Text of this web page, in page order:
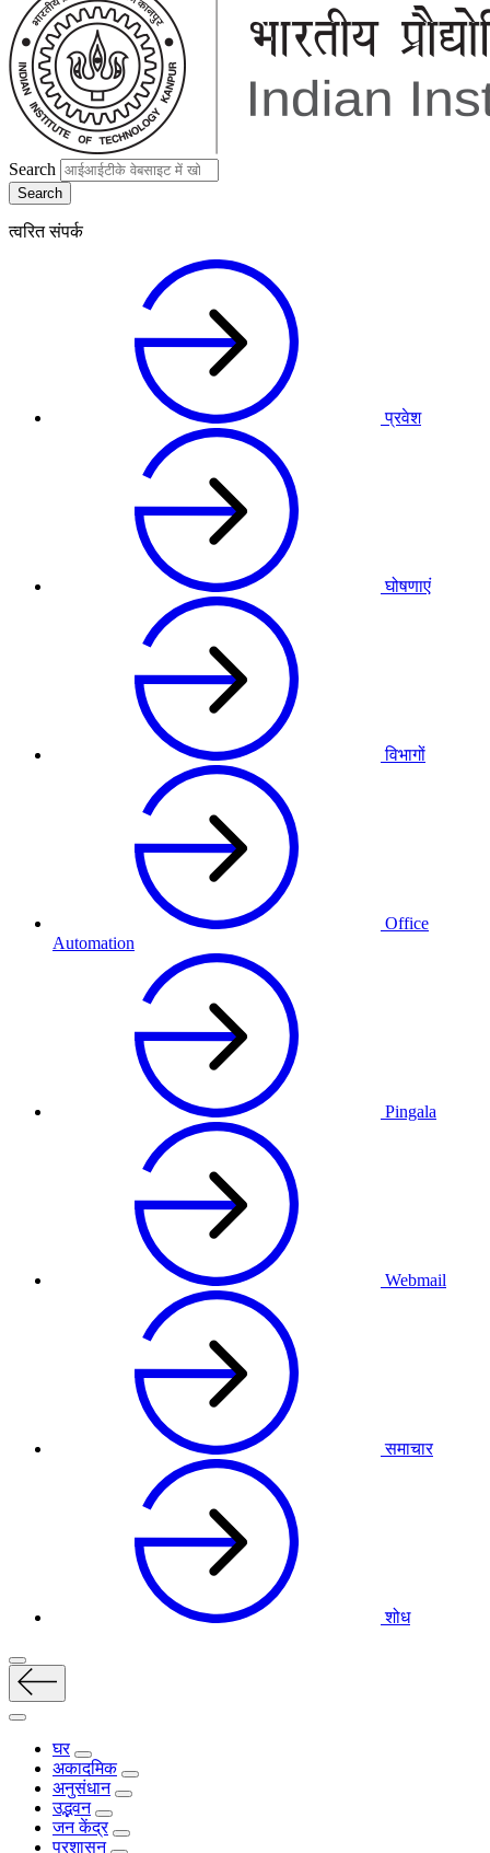
Search
त्वरित संपर्क
प्रवेश
घोषणाएं
विभागों
Office
Automation
Pingala
Webmail
समाचार
शोध
घर
अकादमिक
अनुसंधान
उद्भवन
जन केंद्र
प्रशासन